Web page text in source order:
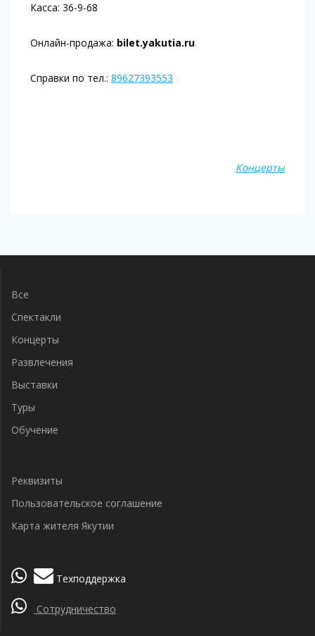
Касса: 36-9-68
Онлайн-продажа: bilet.yakutia.ru
Справки по тел.: 89627393553
Концерты
по
записям
Все
Спектакли
Концерты
Развлечения
Выставки
Туры
Обучение
Реквизиты
Пользовательское соглашение
Карта жителя Якутии
Техподдержка
Сотрудничество